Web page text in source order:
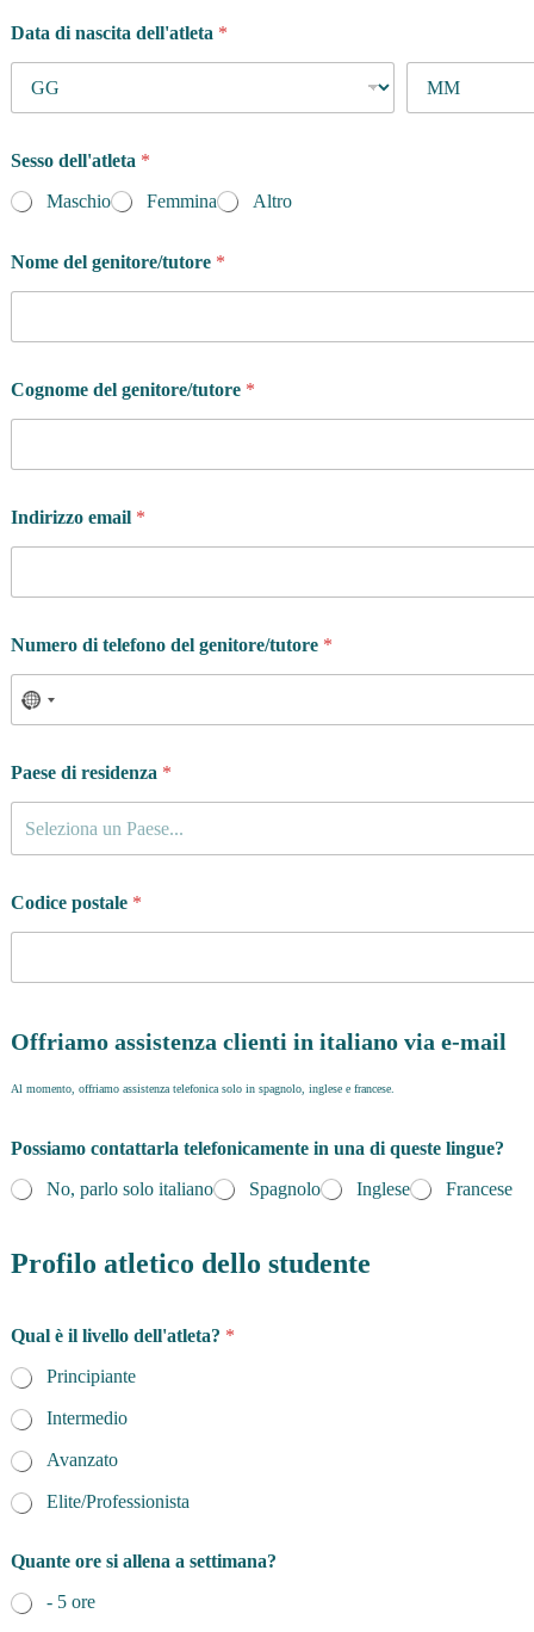
Data di nascita dell'atleta *
Sesso dell'atleta *
Maschio
Femmina Altro
Nome del genitore/tutore *
Cognome del genitore/tutore *
Indirizzo email *
Numero di telefono del genitore/tutore *
Paese di residenza *
Seleziona un Paese...
Codice postale *
Offriamo assistenza clienti in italiano via e-mail
Al momento, offriamo assistenza telefonica solo in spagnolo, inglese e francese.
Possiamo contattarla telefonicamente in una di queste lingue?
No, parlo solo italiano
Spagnolo Inglese Francese
Profilo atletico dello studente
Qual è il livello dell'atleta? *
Principiante
Intermedio
Avanzato
Elite/Professionista
Quante ore si allena a settimana?
- 5 ore